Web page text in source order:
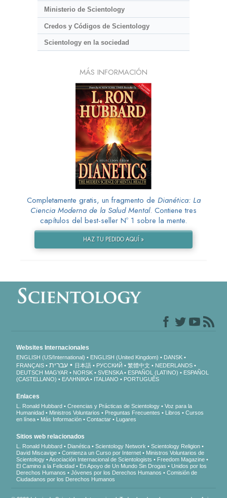
Ministerio de Scientology
Credos y Códigos de Scientology
Scientology en la sociedad
MÁS INFORMACIÓN
Completamente gratis, un fragmento de Dianética: La
Ciencia Moderna de la Salud Mental. Contiene tres
capítulos del best-seller Nº 1 sobre la mente.
HAZ TU PEDIDO AQUÍ »
Websites Internacionales
ENGLISH (US/International) ENGLISH (United Kingdom)
DANSK
FRANÇAIS
עברית 日本語 РУССКИЙ 繁體中文
NEDERLANDS
DEUTSCH MAGYAR NORSK SVENSKA ESPAÑOL (LATINO)
ESPAÑOL
(CASTELLANO)
ΕΛΛΗΝΙΚA ITALIANO PORTUGUÊS
Enlaces
L. Ronald Hubbard Creencias y Prácticas de Scientology
Voz para la
Humanidad
Ministros Voluntarios Preguntas Frecuentes Libros
Cursos
en línea
Más Información Contactar Lugares
Sitios web relacionados
L. Ronald Hubbard Dianética Scientology Network
Scientology Religion
David Miscavige
Comienza un Curso por Internet
Ministros Voluntarios de
Scientology
Asociación Internacional de Scientologists
Freedom Magazine
El Camino a la Felicidad
En Apoyo de Un Mundo Sin Drogas
Unidos por los
Derechos Humanos
Jóvenes por los Derechos Humanos
Comisión de
Ciudadanos por los Derechos Humanos